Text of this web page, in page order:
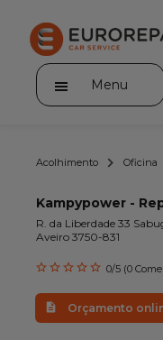
Menu
A marca
Promoções
Noticias
Acolhimento Oficina
Kampypower -
R. da Liberdade 33
Aveiro 3750-831
0/5 (0
Orçamento